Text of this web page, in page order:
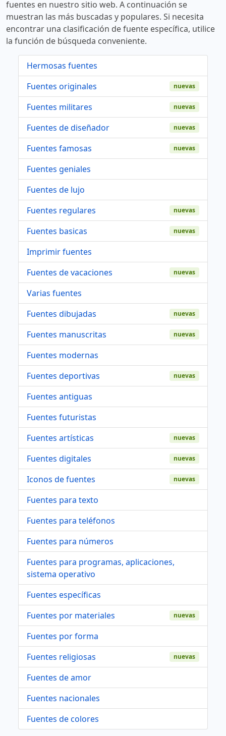
fuentes en nuestro sitio web. A continuación se
muestran las más buscadas y populares. Si necesita
encontrar una clasificación de fuente específica, utilice
la función de búsqueda conveniente.
Hermosas fuentes
Fuentes originales
nuevas
Fuentes militares nuevas
Fuentes de diseñador nuevas
Fuentes famosas nuevas
Fuentes geniales
Fuentes de lujo
Fuentes regulares
nuevas
Fuentes basicas nuevas
Imprimir fuentes
Fuentes de vacaciones
nuevas
Varias fuentes
Fuentes dibujadas
nuevas
Fuentes manuscritas nuevas
Fuentes modernas
Fuentes deportivas
nuevas
Fuentes antiguas
Fuentes futuristas
Fuentes artísticas
nuevas
Fuentes digitales nuevas
Iconos de fuentes nuevas
Fuentes para texto
Fuentes para teléfonos
Fuentes para números
Fuentes para programas, aplicaciones,
sistema operativo
Fuentes específicas
Fuentes por materiales
nuevas
Fuentes por forma
Fuentes religiosas
nuevas
Fuentes de amor
Fuentes nacionales
Fuentes de colores